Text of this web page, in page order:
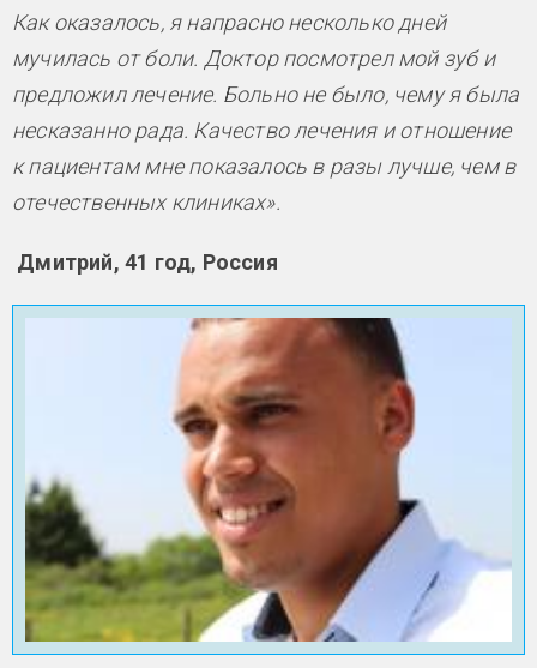
Как оказалось, я напрасно несколько дней
мучилась от боли. Доктор посмотрел мой зуб и
предложил лечение. Больно не было, чему я была
несказанно рада. Качество лечения и отношение
к пациентам мне показалось в разы лучше, чем в
отечественных клиниках».
Дмитрий, 41 год, Россия